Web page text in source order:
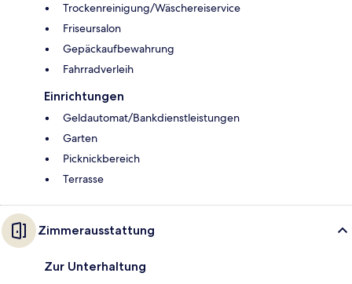
Trockenreinigung/Wäschereiservice
Friseursalon
Gepäckaufbewahrung
Fahrradverleih
Einrichtungen
Geldautomat/Bankdienstleistungen
Garten
Picknickbereich
Terrasse
Zimmerausstattung
Zur Unterhaltung